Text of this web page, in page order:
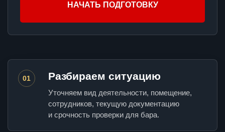
НАЧАТЬ ПОДГОТОВКУ
01 Разбираем ситуацию
Уточняем вид деятельности, помещение,
сотрудников, текущую документацию
и срочность проверки для бара.